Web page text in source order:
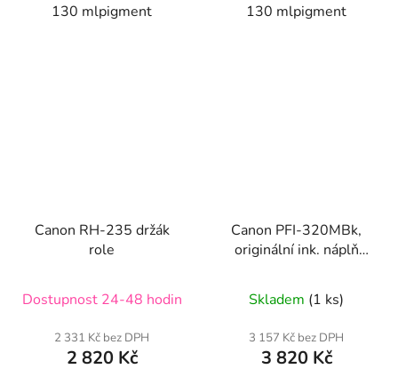
130 mlpigment
130 mlpigment
Canon RH-235 držák
role
Dostupnost 24-48 hodin
2 331 Kč bez DPH
2 820 Kč
Canon PFI-320MBk,
originální ink. náplň
Skladem (1 ks)
3 157 Kč bez DPH
3 820 Kč